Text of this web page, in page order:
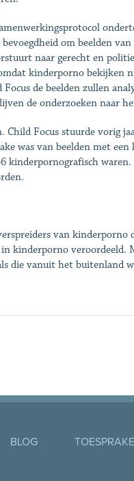
bevoegdheid om beelden
naar gerecht en
kinderporno bekijken
de beelden zullen
de onderzoeken naar
Child Focus stuurde vorig
was van beelden met
kinderpornografisch
van
kinderporno
die vanuit het buitenland
BLOG